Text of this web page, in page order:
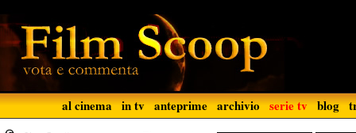
al cinema in tv anteprime archivio serie tv blog